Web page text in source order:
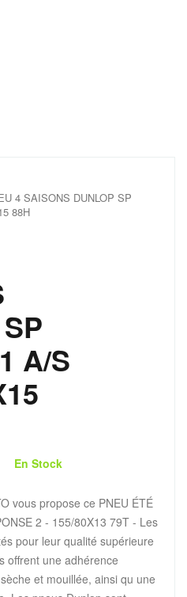
4 SAISONS DUNLOP SP
88H
A/S
En Stock
vous propose ce PNEU ÉTÉ
2 - 155/80X13 79T - Les
pour leur qualité supérieure
offrent une adhérence
et mouillée, ainsi qu une